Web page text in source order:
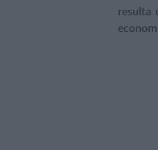
resulta